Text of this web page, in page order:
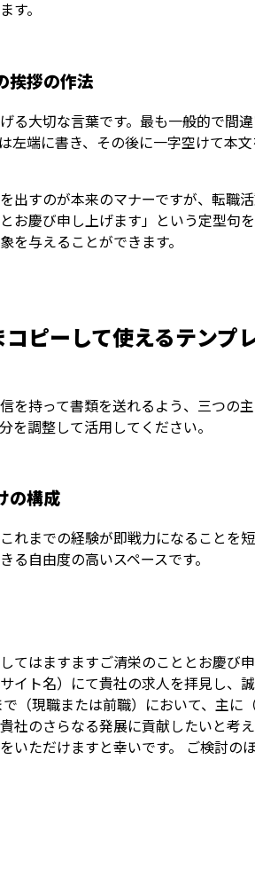
す。
挨拶の作法
る大切な言葉です。最も一般的で間
左端に書き、その後に一字空けて本
出すのが本来のマナーですが、転職
お慶び申し上げます」という定型句
を与えることができます。
ピーして使えるテンプ
を持って書類を送れるよう、三つの
を調整して活用してください。
の構成
れまでの経験が即戦力になることを
る自由度の高いスペースです。
てはますますご清栄のこととお慶び
イト名）にて貴社の求人を拝見し、
（現職または前職）において、主
社のさらなる発展に貢献したいと考
いただけますと幸いです。 ご検討の